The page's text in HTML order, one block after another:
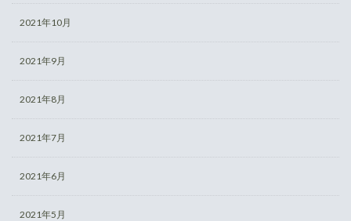
2021年10月
2021年9月
2021年8月
2021年7月
2021年6月
2021年5月